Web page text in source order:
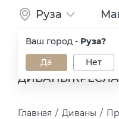
Руза
Ваш город - Руза?
Да
Нет
ДИВАНЫ
Главная / Диваны /